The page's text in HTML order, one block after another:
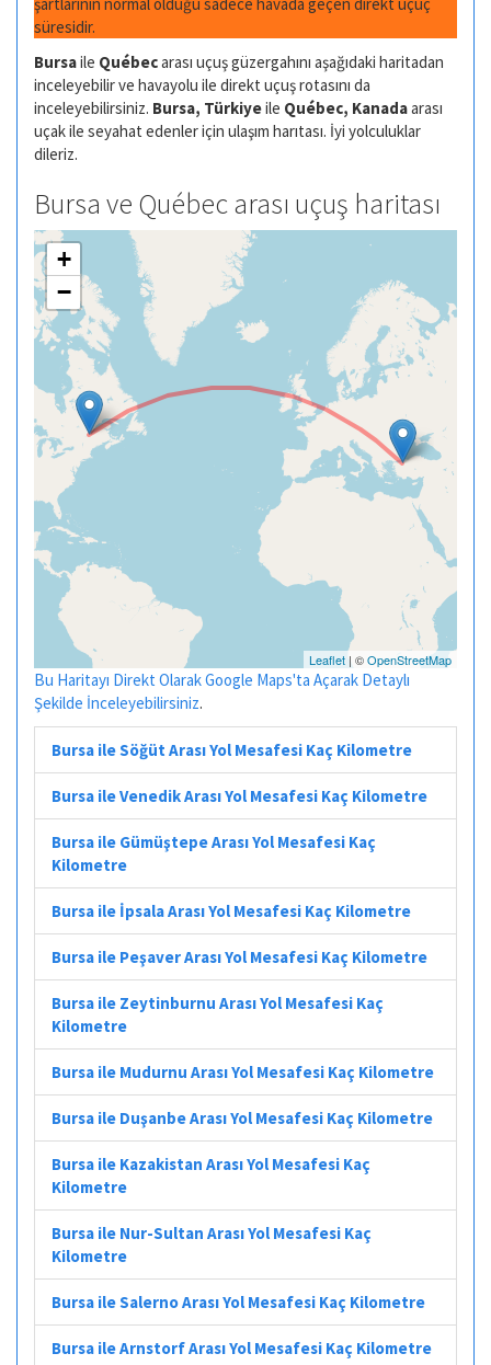
süresidir.
Bursaile Québecarası uçuş güzergahını aşağıdaki haritadan
inceleyebilir ve havayolu ile direkt uçuş rotasını da
inceleyebilirsiniz. Bursa, Türkiyeile Québec, Kanadaarası
uçak ile seyahat edenler için ulaşım harıtası. İyi yolculuklar
dileriz.
Bursa ve Québec arası uçuş haritası
+
−
Leaflet | ©OpenStreetMap
Bu Haritayı Direkt Olarak Google Maps'ta Açarak Detaylı
Şekilde İnceleyebilirsiniz.
Bursa ile Söğüt Arası Yol Mesafesi Kaç Kilometre
Bursa ile Venedik Arası Yol Mesafesi Kaç Kilometre
Bursa ile Gümüştepe Arası Yol Mesafesi Kaç
Kilometre
Bursa ile İpsala Arası Yol Mesafesi Kaç Kilometre
Bursa ile Peşaver Arası Yol Mesafesi Kaç Kilometre
Bursa ile Zeytinburnu Arası Yol Mesafesi Kaç
Kilometre
Bursa ile Mudurnu Arası Yol Mesafesi Kaç Kilometre
Bursa ile Duşanbe Arası Yol Mesafesi Kaç Kilometre
Bursa ile Kazakistan Arası Yol Mesafesi Kaç
Kilometre
Bursa ile Nur-Sultan Arası Yol Mesafesi Kaç
Kilometre
Bursa ile Salerno Arası Yol Mesafesi Kaç Kilometre
Bursa ile Arnstorf Arası Yol Mesafesi Kaç Kilometre